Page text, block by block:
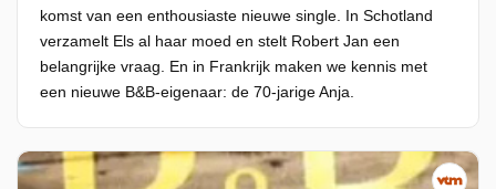
komst van een enthousiaste nieuwe single. In Schotland
verzamelt Els al haar moed en stelt Robert Jan een
belangrijke vraag. En in Frankrijk maken we kennis met
een nieuwe B&B-eigenaar: de 70-jarige Anja.